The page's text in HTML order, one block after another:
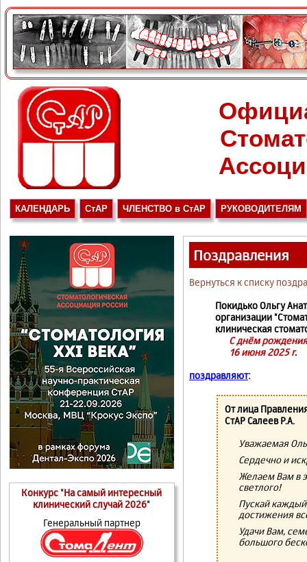
КАЛЕНДАРЬ СтАР ЧЛЕНСТВО в СтАР РУКОВОДИТЕЛЯМ
Конкурс "На самый интересный
клинический случай 2026"
Генеральный партнер
Поздравления
Вернуться к списку
Покидько Ольгу
организации
клиническая
С днём
16 июня 2025 г.
поздравляют:
От лица
СтАР Салеев Р.А.
Уважаемая
Сердечно и
Желаем Вам в
светлого!
Пускай
достижения
Удачи Вам,
большого